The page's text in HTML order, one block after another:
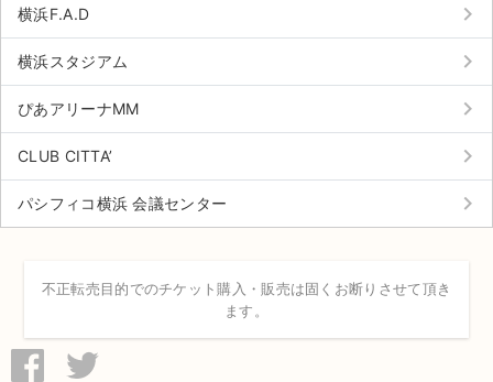
公演登録依頼
不正転売禁止法について
チケットジャムの取り組み
音楽情報
横浜F.A.D keyboard_arrow_right
横浜スタジアム keyboard_arrow_right
ぴあアリーナMM keyboard_arrow_right
CLUB CITTA’ keyboard_arrow_right
パシフィコ横浜 会議センター keyboard_arrow_right
不正転売目的でのチケット購入・販売は固くお断りさせて頂き
ます。